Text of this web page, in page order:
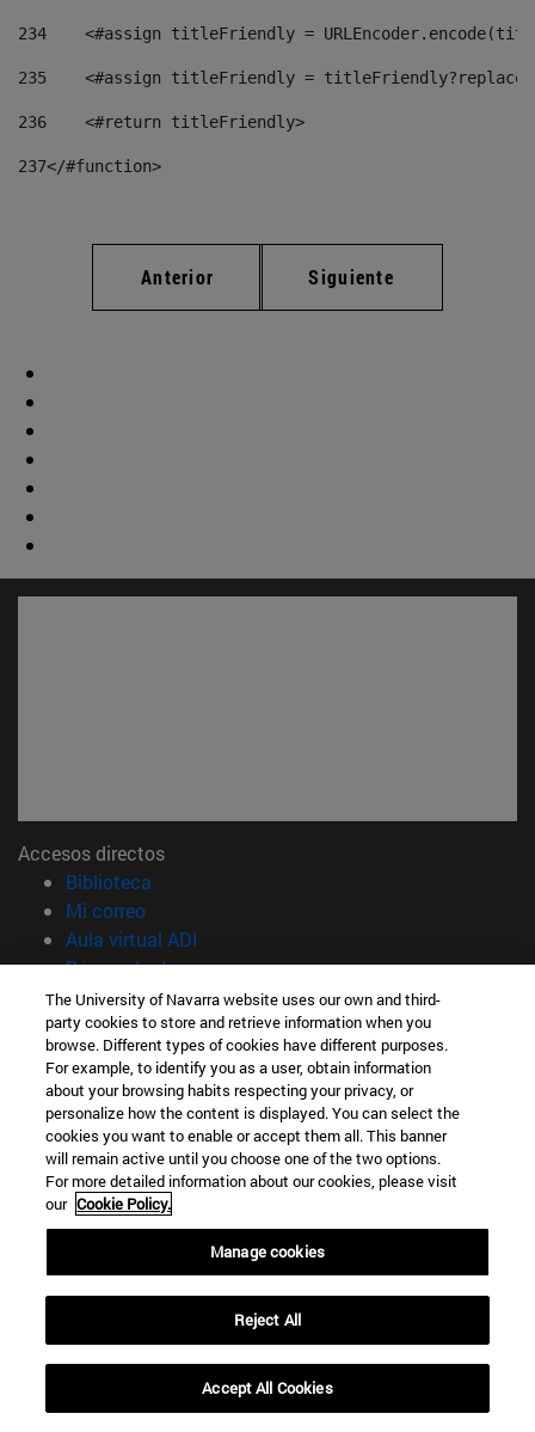
234
<#assign titleFriendly =
235
<#assign titleFriendly =
236
    <#return titleFriendly>
237</#function>
Anterior Siguiente
Accesos directos
Biblioteca
Mi correo(abre en nueva ventana)
Aula virtual ADI
Búsqueda de personas(abre en nueva ventana)
Trabaja con nosotros(abre en nueva ventana)
Información
TFNO +34 948 42 56 00
¿QUÉ GRADO TE INTERESA?
¿QUÉ MÁSTER TE INTERESA?
© Universidad de Navarra
Información legal
Accesibilidad
Configuración de cookies
The University of Navarra website uses our own and third-
party cookies to store and retrieve information when you
browse. Different types of cookies have different purposes.
For example, to identify you as a user, obtain information
about your browsing habits respecting your privacy, or
personalize how the content is displayed. You can select the
cookies you want to enable or accept them all. This banner
will remain active until you choose one of the two options.
For more detailed information about our cookies, please visit
our Cookie Policy.
Manage cookies
Reject All
Accept All Cookies